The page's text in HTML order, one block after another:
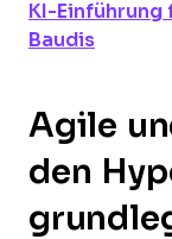
KI-Einführung
Baudis
Agile
den